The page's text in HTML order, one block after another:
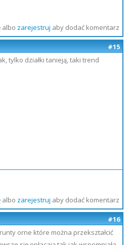
albo zarejestruj aby dodać komentarz
#15
tylko działki tanieją, taki trend
albo zarejestruj aby dodać komentarz
#16
orne które można przekształcić